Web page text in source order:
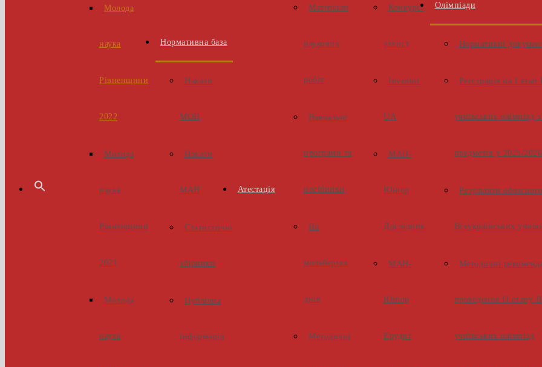
Молода
наука
Рівненщини
2022
Молода
наука
Рівненщини
2021
Молода
наука
Нормативна база
Накази
МОН
Накази
МАН
Статистичні
збірники
Публічна
інформація
Атестація
Матеріали
наукових
робіт
Навчальні
програми та
посібники
На
мольбертах
днів
Методичні
Конкурс-
захист
Inventor
UA
МАН-
Юніор
Дослідник
МАН-
Юніор
Ерудит
Олімпіади
Нормативні
Реєстрація на І етап
учнівських олімпіад
предметів у 2025/
Результати
Всеукраїнських
Методичні
проведення ІІ етапу
учнівських олімпіад